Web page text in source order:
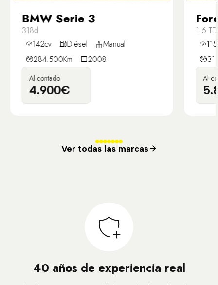
BMW Serie 3
318d
142cv
Diésel
Manual
284.500Km
2008
Al contado
4.900€
1.6
Al
Ver todas las marcas
40 años de experiencia real